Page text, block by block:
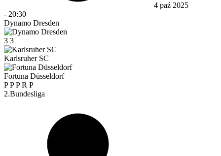
4 paź 2025
- 20:30
Dynamo Dresden
3 3
Karlsruher SC
Fortuna Düsseldorf
PPPR P
2.Bundesliga